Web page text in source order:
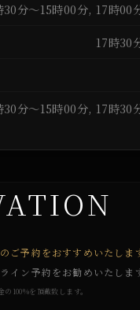
30分～15時00分, 17時00
17時30
30分～15時00分, 17時30
ご予約をおすすめいたしま
イン予約をお勧めいたしま
100%を頂戴致します。